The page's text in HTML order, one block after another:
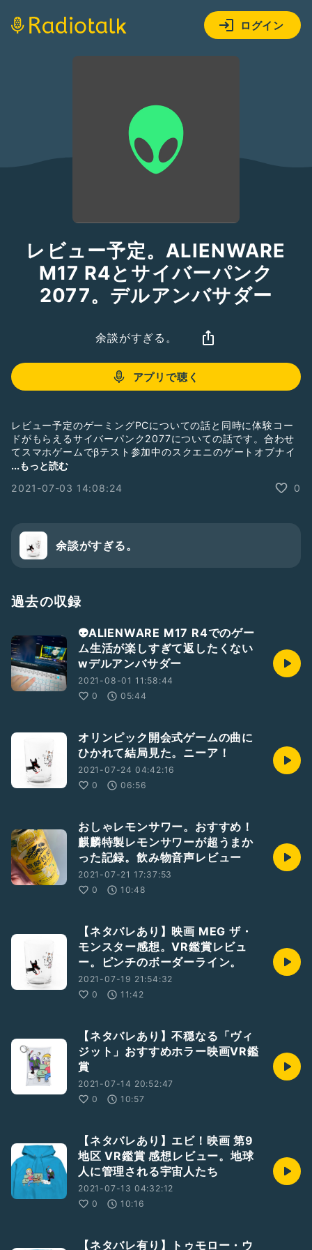
ログイン
レビュー予定。ALIENWARE
M17 R4とサイバーパンク
2077。デルアンバサダー
余談がすぎる。
アプリで聴く
レビュー予定のゲーミングPCについての話と同時に体験コー
ドがもらえるサイバーパンク2077についての話です。合わせ
てスマホゲームでβテスト参加中のスクエニのゲートオブナイ
トメア真島ヒロさんキャラクター世界観設定を遊んだ感じも話
▶︎https://koukichi-t.com/archives/39185
--
https://podcasts.apple.com/jp/channel/%E8%81%B4%E3
%81%8F%E3%81%BE%E3%81%A8%E3%82%81/id644245
--
ブログ :https://koukichi-t.com/
#余談がすぎる #ひとり語り #ゲーム #雑談
...もっと読む
2021-07-03 14:08:24
0
余談がすぎる。
過去の収録
👽ALIENWARE M17 R4でのゲー
ム生活が楽しすぎて返したくない
wデルアンバサダー
2021-08-01 11:58:44
0
05:44
オリンピック開会式ゲームの曲に
ひかれて結局見た。ニーア！
2021-07-24 04:42:16
0
06:56
おしゃレモンサワー。おすすめ！
麒麟特製レモンサワーが超うまか
った記録。飲み物音声レビュー
2021-07-21 17:37:53
0
10:48
【ネタバレあり】映画 MEG ザ・
モンスター感想。VR鑑賞レビュ
ー。ピンチのボーダーライン。
2021-07-19 21:54:32
0
11:42
【ネタバレあり】不穏なる「ヴィ
ジット」おすすめホラー映画VR鑑
賞
2021-07-14 20:52:47
0
10:57
【ネタバレあり】エビ！映画 第9
地区 VR鑑賞 感想レビュー。地球
人に管理される宇宙人たち
2021-07-13 04:32:12
0
10:16
【ネタバレ有り】トゥモロー・ウ